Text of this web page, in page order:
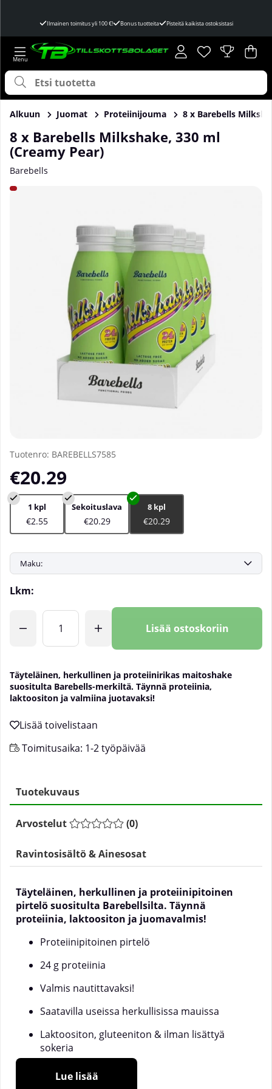
Ilmainen toimitus yli 100 €! Bonus tuotteita Pisteitä kaikista ostoksistasi
Toivelista
Lukumäärä
. .
Alkuun Juomat Proteiinijouma 8 x Barebells
8 x Barebells Milkshake, 330 ml
(Creamy Pear)
Barebells
Tuotekuvat 8 x Barebells Milkshake, 330 ml (Creamy Pear)
Tuotenro: BAREBELLS7585
€20.29
1 kpl
€2.55
Sekoituslava
€20.29
8 kpl
€20.29
Lkm:
Lisää ostoskoriin
Täyteläinen, herkullinen ja proteiinirikas maitoshake
suositulta Barebells-merkiltä. Täynnä proteiinia,
laktoositon ja valmiina juotavaksi!
Toimitusaika: 1-2 työpäivää
Tuotekuvaus
Arvostelut (0)
Ravintosisältö & Ainesosat
Täyteläinen, herkullinen ja proteiinipitoinen
pirtelö suositulta Barebellsilta. Täynnä
proteiinia, laktoositon ja juomavalmis!
Proteiinipitoinen pirtelö
24 g proteiinia
Valmis nautittavaksi!
Saatavilla useissa herkullisissa mauissa
Laktoositon, gluteeniton & ilman lisättyä
sokeria
Ainoa ero Barebells Milkshaken ja tavallisen rasva- ja
sokeripitoisen pirtelön välillä on ravintosisältö.
Lue lisää